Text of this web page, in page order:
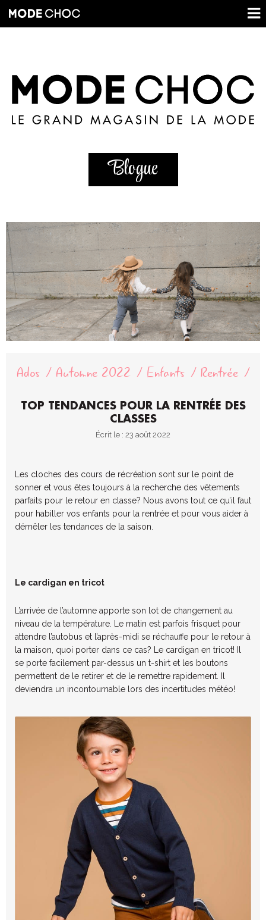
Blogue
Ados Automne 2022 Enfants Rentrée
TOP TENDANCES POUR LA RENTRÉE DES
CLASSES
Écrit le : 23 août 2022
Les cloches des cours de récréation sont sur le point de
sonner et vous êtes toujours à la recherche des vêtements
parfaits pour le retour en classe? Nous avons tout ce qu’il faut
pour habiller vos enfants pour la rentrée et pour vous aider à
démêler les tendances de la saison.
Le cardigan en tricot
L’arrivée de l’automne apporte son lot de changement au
niveau de la température. Le matin est parfois frisquet pour
attendre l’autobus et l’après-midi se réchauffe pour le retour à
la maison, quoi porter dans ce cas? Le cardigan en tricot! Il
se porte facilement par-dessus un t-shirt et les boutons
permettent de le retirer et de le remettre rapidement. Il
deviendra un incontournable lors des incertitudes météo!